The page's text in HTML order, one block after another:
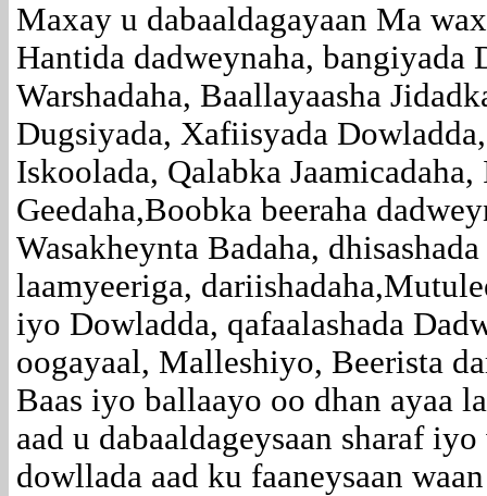
Maxay u dabaaldagayaan Ma
Hantida dadweynaha, bangiyada
Warshadaha, Baallayaasha
Dugsiyada, Xafiisyada
Iskoolada, Qalabka
Geedaha,Boobka beeraha
Wasakheynta Badaha,
laamyeeriga,
iyo Dowladda, qafaalashada
oogayaal, Malleshiyo, Beerista
Baas iyo ballaayo oo dhan ayaa
aad u dabaaldageysaan sharaf
dowllada aad ku faaneysaan